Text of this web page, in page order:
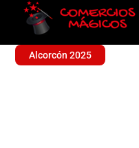
Alcorcón 2025